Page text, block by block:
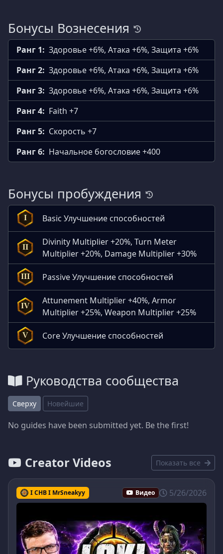
Бонусы Вознесения
Ранг 1: Здоровье +6%, Атака +6%, Защита +6%
Ранг 2: Здоровье +6%, Атака +6%, Защита +6%
Ранг 3: Здоровье +6%, Атака +6%, Защита +6%
Ранг 4: Faith +7
Ранг 5: Скорость +7
Ранг 6: Начальное богословие +400
Бонусы пробуждения
I Basic Улучшение способностей
II
Divinity Multiplier +20%, Turn Meter
Multiplier +20%, Damage Multiplier +30%
III Passive Улучшение способностей
IV
Attunement Multiplier +40%, Armor
Multiplier +25%, Weapon Multiplier +25%
V Core Улучшение способностей
Руководства сообщества
Сверху Новейшие
No guides have been submitted yet. Be the first!
Creator Videos Показать все
I CHB I MrSneakyy Видео 5/26/2026